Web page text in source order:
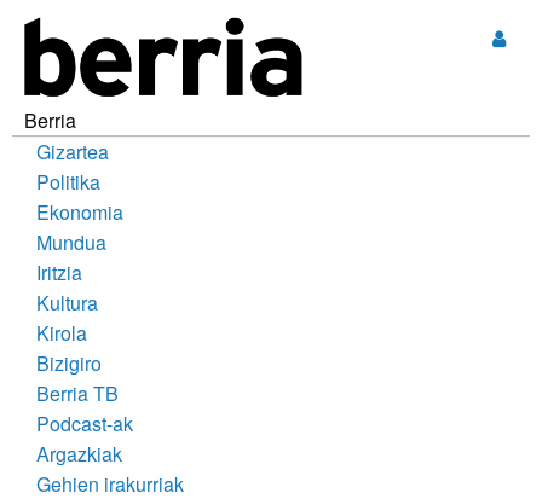
Berria
Gizartea
Politika
Ekonomia
Mundua
Iritzia
Kultura
Kirola
Bizigiro
Berria TB
Podcast-ak
Argazkiak
Gehien irakurriak